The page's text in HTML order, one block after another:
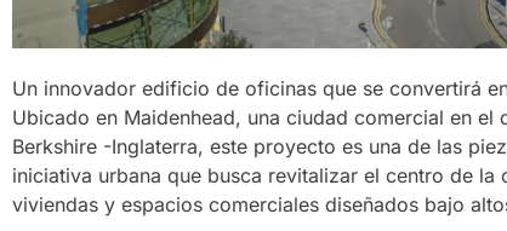
Un innovador edificio de oficinas que se convertirá
Ubicado en Maidenhead, una ciudad comercial en
Berkshire -Inglaterra, este proyecto es una de las
iniciativa urbana que busca revitalizar el centro de
viviendas y espacios comerciales diseñados bajo